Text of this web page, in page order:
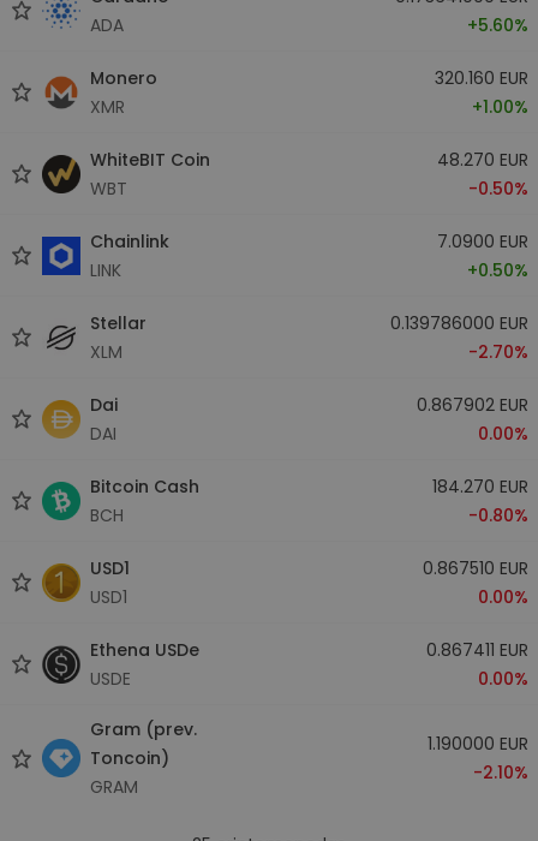
ADA
+5.60%
Monero
XMR
320.160 EUR
+1.00%
WhiteBIT Coin
WBT
48.270 EUR
-0.50%
Chainlink
LINK
7.0900 EUR
+0.50%
Stellar
XLM
0.139786000 EUR
-2.70%
Dai
DAI
0.867902 EUR
0.00%
Bitcoin Cash
BCH
184.270 EUR
-0.80%
USD1
USD1
0.867510 EUR
0.00%
Ethena USDe
USDE
0.867411 EUR
0.00%
Gram (prev.
Toncoin)
GRAM
1.190000 EUR
-2.10%